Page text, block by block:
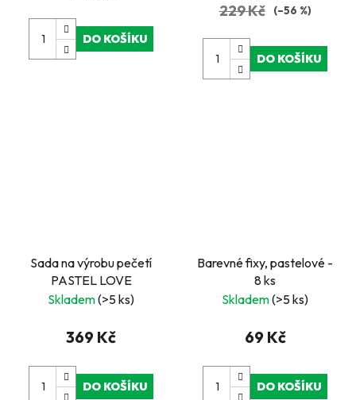
DO KOŠÍKU
229 Kč (–56 %)
DO KOŠÍKU
Sada na výrobu pečetí
PASTEL LOVE
Skladem(>5 ks)
369 Kč
DO KOŠÍKU
Barevné fixy, pastelové -
8 ks
Skladem(>5 ks)
69 Kč
DO KOŠÍKU